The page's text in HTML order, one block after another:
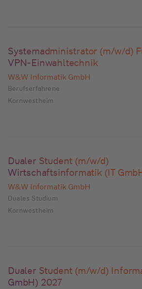
Systemadministrator (m/w/d)
VPN-Einwahltechnik
W&W Informatik GmbH
Berufserfahrene
Kornwestheim
Dualer Student (m/w/d)
Wirtschaftsinformatik (IT
W&W Informatik GmbH
Duales Studium
Kornwestheim
Dualer Student (m/w/d)
GmbH) 2027